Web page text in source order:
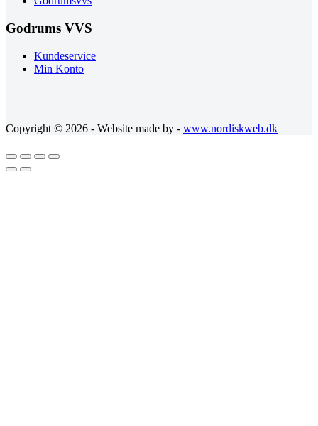
Godrums VVS
Kundeservice
Min Konto
Copyright © 2026 - Website made by - www.nordiskweb.dk